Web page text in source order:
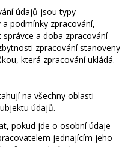
údajů jsou typy
podmínky zpracování,
a doba zpracování
zpracování stanoveny
která zpracování ukládá.
na všechny oblasti
údajů.
pokud jde o osobní údaje
jednajícím jeho